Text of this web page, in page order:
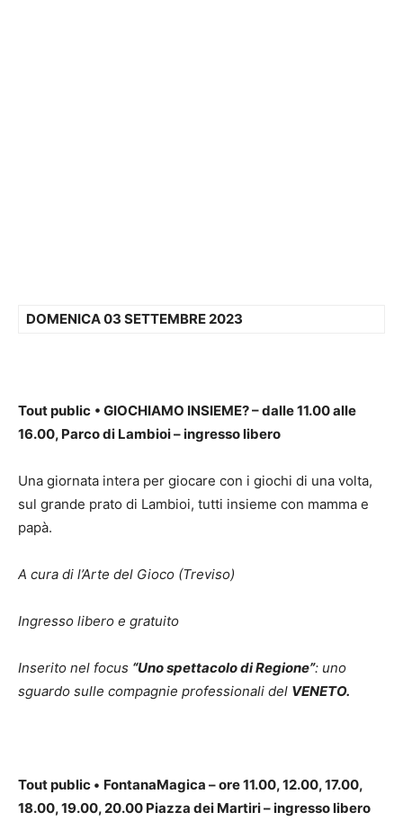
DOMENICA 03 SETTEMBRE 2023
Tout public • GIOCHIAMO INSIEME? – dalle 11.00 alle
16.00, Parco di Lambioi – ingresso libero
Una giornata intera per giocare con i giochi di una volta,
sul grande prato di Lambioi, tutti insieme con mamma e
papà.
A cura di l’Arte del Gioco (Treviso)
Ingresso libero e gratuito
Inserito nel focus “Uno spettacolo di Regione”: uno
sguardo sulle compagnie professionali del VENETO.
Tout public • FontanaMagica – ore 11.00, 12.00, 17.00,
18.00, 19.00, 20.00 Piazza dei Martiri – ingresso libero